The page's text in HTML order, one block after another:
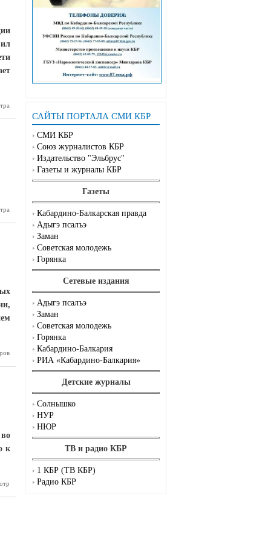
САЙТЫ ПОРТАЛА СМИ КБР
СМИ КБР
Союз журналистов КБР
Издательство "Эльбрус"
Газеты и журналы КБР
Газеты
Кабардино-Балкарская правда
Адыгэ псалъэ
Заман
Советская молодежь
Горянка
Сетевые издания
Адыгэ псалъэ
Заман
Советская молодежь
Горянка
Кабардино-Балкария
РИА «Кабардино-Балкария»
Детские журналы
Солнышко
НУР
НЮР
ТВ и радио КБР
1 КБР (ТВ КБР)
Радио КБР
брака
к